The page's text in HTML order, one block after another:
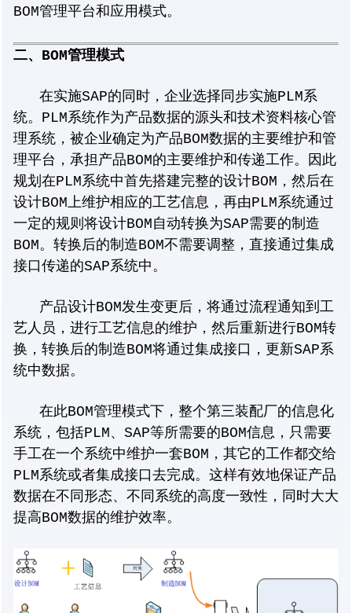
BOM管理平台和应用模式。
二、BOM管理模式
在实施SAP的同时，企业选择同步实施PLM系
统。PLM系统作为产品数据的源头和技术资料核心管
理系统，被企业确定为产品BOM数据的主要维护和管
理平台，承担产品BOM的主要维护和传递工作。因此
规划在PLM系统中首先搭建完整的设计BOM，然后在
设计BOM上维护相应的工艺信息，再由PLM系统通过
一定的规则将设计BOM自动转换为SAP需要的制造
BOM。转换后的制造BOM不需要调整，直接通过集成
接口传递的SAP系统中。
产品设计BOM发生变更后，将通过流程通知到工
艺人员，进行工艺信息的维护，然后重新进行BOM转
换，转换后的制造BOM将通过集成接口，更新SAP系
统中数据。
在此BOM管理模式下，整个第三装配厂的信息化
系统，包括PLM、SAP等所需要的BOM信息，只需要
手工在一个系统中维护一套BOM，其它的工作都交给
PLM系统或者集成接口去完成。这样有效地保证产品
数据在不同形态、不同系统的高度一致性，同时大大
提高BOM数据的维护效率。